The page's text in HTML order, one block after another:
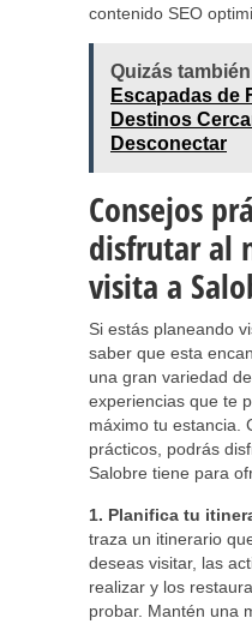
contenido SEO
Quizás
Escapadas de
Destinos
Desconectar
Consejos
disfrutar al
visita a
Si estás planeando
saber que esta
una gran variedad
experiencias que te
máximo tu estancia.
prácticos, podrás
Salobre tiene para
1. Planifica tu
traza un itinerario
deseas visitar, las
realizar y los
probar. Mantén una